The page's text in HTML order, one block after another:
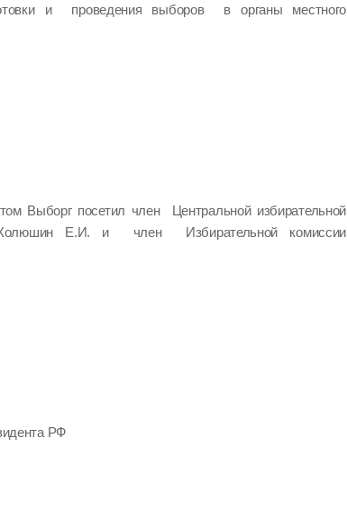
и проведения выборов в органы местного
Выборг посетил член Центральной избирательной
Е.И. и член Избирательной комиссии
РФ